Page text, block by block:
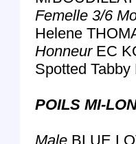
Femelle 3/6
Helene
Honneur EC
Spotted
POILS MI-
Male BLUE